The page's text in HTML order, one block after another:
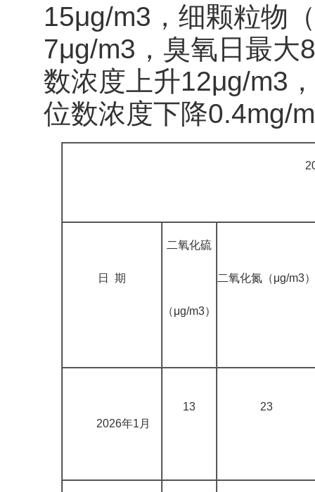
15μg/m3，细颗粒物
7μg/m3，臭氧日最大
数浓度上升12μg/m3
位数浓度下降0.4mg/
日 期
二氧化硫
（μg/m3）
二氧化氮（μg/m3）
2026年1月
13 23